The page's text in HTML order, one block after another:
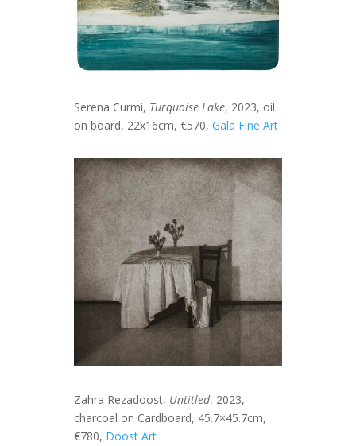
Serena Curmi, Turquoise Lake, 2023, oil
on board, 22x16cm, €570, Gala Fine Art
Zahra Rezadoost, Untitled, 2023,
charcoal on Cardboard, 45.7×45.7cm,
€780, Doost Art